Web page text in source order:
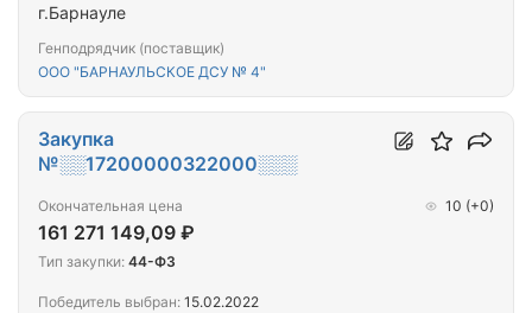
г.Барнауле
Генподрядчик (поставщик)
ООО "БАРНАУЛЬСКОЕ ДСУ № 4"
Закупка
№░░17200000322000░░░
Окончательная цена
161 271 149,09 ₽
10 (+0)
Тип закупки: 44-ФЗ
Победитель выбран: 15.02.2022